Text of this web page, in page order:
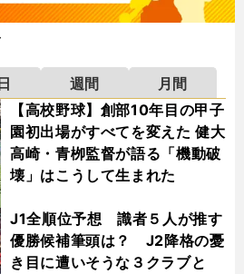
週間
月間
【高校野球】創部10年目の甲子
園初出場がすべてを変えた 健大
高崎・青栁監督が語る「機動破
壊」はこうして生まれた
J1全順位予想 識者５人が推す
優勝候補筆頭は？ J2降格の憂
き目に遭いそうな３クラブと